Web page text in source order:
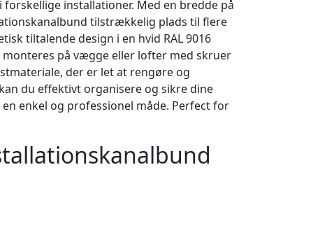
installationer. Med en bredde på
tilstrækkelig plads til flere
tiltalende design i en hvid RAL 9016
på vægge eller lofter med skruer
der er let at rengøre og
du effektivt organisere og sikre dine
enkel og professionel måde. Perfect for